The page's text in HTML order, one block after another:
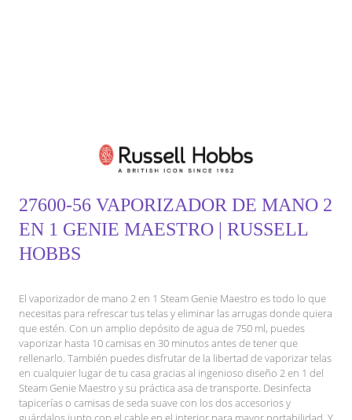
27600-56 VAPORIZADOR DE MANO 2
EN 1 GENIE MAESTRO | RUSSELL
HOBBS
El vaporizador de mano 2 en 1 Steam Genie Maestro es todo lo que
necesitas para refrescar tus telas y eliminar las arrugas donde quiera
que estén. Con un amplio depósito de agua de 750 ml, puedes
vaporizar hasta 10 camisas en 30 minutos antes de tener que
rellenarlo. También puedes disfrutar de la libertad de vaporizar telas
en cualquier lugar de tu casa gracias al ingenioso diseño 2 en 1 del
Steam Genie Maestro y su práctica asa de transporte. Desinfecta
tapicerías o camisas de seda suave con los dos accesorios y